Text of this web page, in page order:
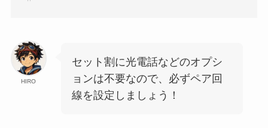
HIRO
セット割に光電話などのオプシ
ョンは不要なので、必ずペア回
線を設定しましょう！